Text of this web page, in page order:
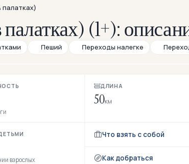
палатках)
(1+):
Пеший Переходы налегке
ДЛИНА
50км
взрослых
Что взять с собой
Как добраться